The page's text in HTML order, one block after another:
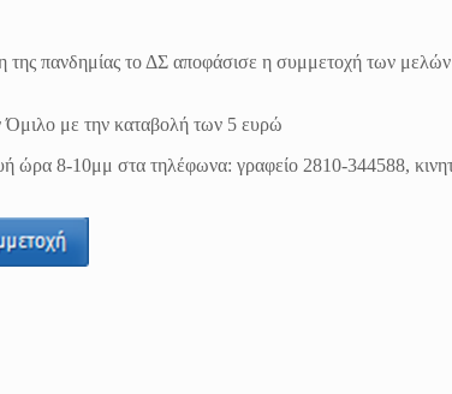
της πανδημίας το ΔΣ αποφάσισε η συμμετοχή των μελών
Όμιλο με την καταβολή των 5 ευρώ
ώρα 8-10μμ στα τηλέφωνα: γραφείο 2810-344588,